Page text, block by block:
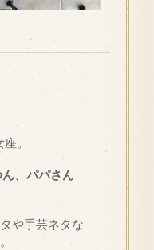
。
ん
パパさん
や手芸ネタな